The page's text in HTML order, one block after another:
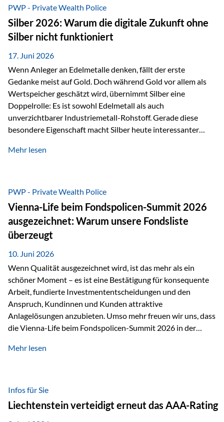
Veränderungen geprägt ist, kann diese aktive
Herangehensweise einen entscheidenden Mehrwert bieten.
Was zeichnet aktive Fonds aus? Aktive Fonds verfolgen das
Ziel, nicht nur einen Markt abzubilden, sondern gezielt
Anlageentscheidungen zu treffen. Fondsmanager
analysieren Unternehmen,…
PWP - Private Wealth Police
Silber 2026: Warum die digitale Zukunft ohne
Silber nicht funktioniert
17. Juni 2026
Wenn Anleger an Edelmetalle denken, fällt der erste
Gedanke meist auf Gold. Doch während Gold vor allem als
Wertspeicher geschätzt wird, übernimmt Silber eine
Doppelrolle: Es ist sowohl Edelmetall als auch
unverzichtbarer Industriemetall-Rohstoff. Gerade diese
besondere Eigenschaft macht Silber heute interessanter
elektrischer – und genau dort spielt Silber eine
Leitfähigkeit aller Metalle. Diese Eigenschaft macht es für
zahlreiche Zukunftstechnologien praktisch unverzichtbar.
Silber findet sich unter anderem in: Solarmodulen
Elektrofahrzeugen Halbleitern Smartphones und Tablets…
Mehr lesen
PWP - Private Wealth Police
Vienna-Life beim Fondspolicen-Summit 2026
ausgezeichnet: Warum unsere Fondsliste
überzeugt
10. Juni 2026
Wenn Qualität ausgezeichnet wird, ist das mehr als ein
schöner Moment – es ist eine Bestätigung für konsequente
Arbeit, fundierte Investmententscheidungen und den
Anspruch, Kundinnen und Kunden attraktive
Anlagelösungen anzubieten. Umso mehr freuen wir uns, dass
die Vienna-Life beim Fondspolicen-Summit 2026 in der
dieser Ehrung ist der renommierte Fondspolicenreport der
analysiert und verglichen wurden. Das Ergebnis: Die ETF-
Auswahl der Vienna-Life zählt zu den drei besten Angeboten
am Markt. Für uns ist diese Auszeichnung eine Bestätigung
Mehr lesen
Infos für Sie
Liechtenstein verteidigt erneut das AAA-Rating